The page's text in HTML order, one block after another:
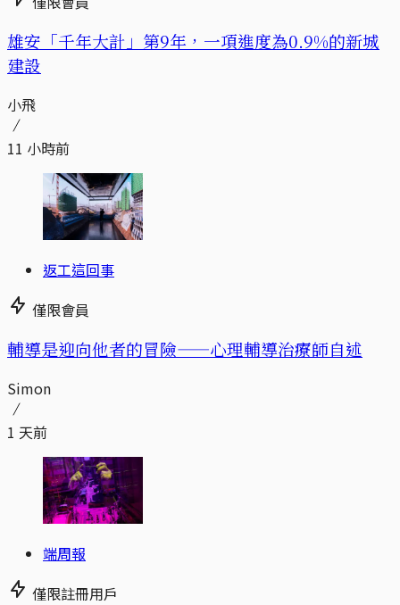
​​雄安「千年大計」第9年，一項進度為0.9%的新城
建設
小飛
11 小時前
返工這回事
僅限會員
輔導是迎向他者的冒險——心理輔導治療師自述
Simon
1 天前
端周報
僅限註冊用戶